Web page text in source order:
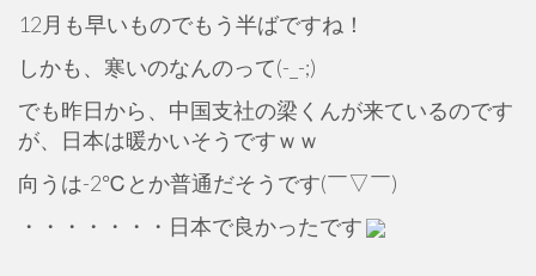
12月も早いものでもう半ばですね！
しかも、寒いのなんのって(-_-;)
でも昨日から、中国支社の梁くんが来ているのです
が、日本は暖かいそうですｗｗ
向うは-2℃とか普通だそうです(￣▽￣)
・・・・・・・日本で良かったです